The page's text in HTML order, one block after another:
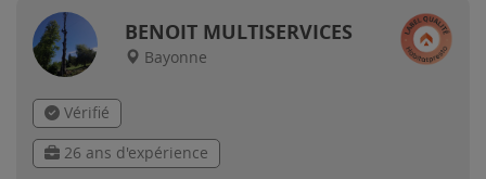
BENOIT MULTISERVICES
Bayonne
Vérifié
26 ans d'expérience